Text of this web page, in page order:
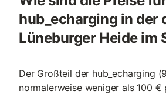
hub_echarging in der
Lüneburger Heide im
Der Großteil der hub_echarging
normalerweise weniger als 100 €